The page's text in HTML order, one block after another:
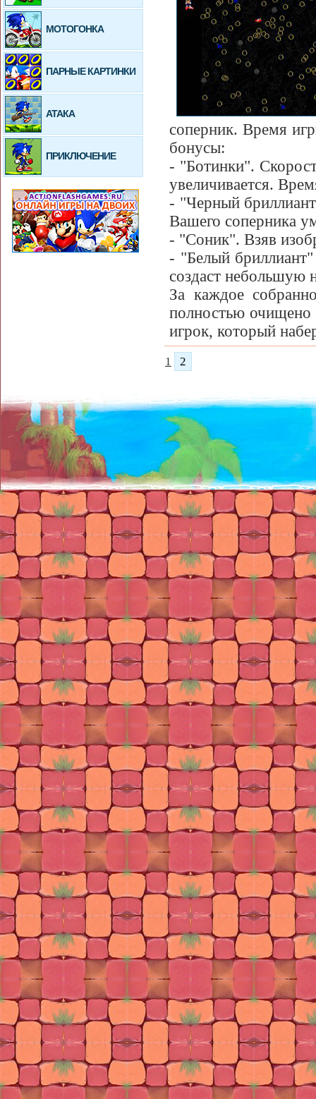
МОТОГОНКА
ПАРНЫЕ КАРТИНКИ
АТАКА
ПРИКЛЮЧЕНИЕ
соперник. Время
бонусы:
- "Ботинки".
увеличивается.
- "Черный
Вашего соперника
- "Соник". Взяв
- "Белый
создаст небольшую
За каждое
полностью очищено
игрок, который
1 2